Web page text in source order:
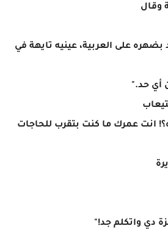
وقال
على العربية، عينيه تايهة في
أي حد."
انت عمرك ما كنت بتقرب للحاجات
دي واتكلم جد!"